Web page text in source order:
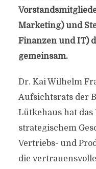
Marketing) und
Finanzen und IT)
gemeinsam.
Dr. Kai Wilhelm
Aufsichtsrats der
Lütkehaus hat
strategischem
Vertriebs- und
die